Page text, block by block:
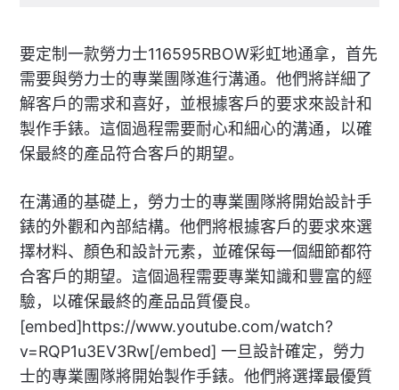
要定制一款勞力士116595RBOW彩虹地通拿，首先
需要與勞力士的專業團隊進行溝通。他們將詳細了
解客戶的需求和喜好，並根據客戶的要求來設計和
製作手錶。這個過程需要耐心和細心的溝通，以確
保最終的產品符合客戶的期望。
在溝通的基礎上，勞力士的專業團隊將開始設計手
錶的外觀和內部結構。他們將根據客戶的要求來選
擇材料、顏色和設計元素，並確保每一個細節都符
合客戶的期望。這個過程需要專業知識和豐富的經
驗，以確保最終的產品品質優良。
[embed]https://www.youtube.com/watch?
v=RQP1u3EV3Rw[/embed] 一旦設計確定，勞力
士的專業團隊將開始製作手錶。他們將選擇最優質